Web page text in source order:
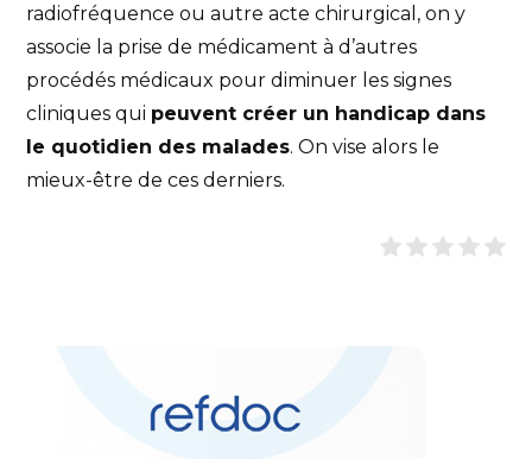
radiofréquence ou autre acte chirurgical, on y
associe la prise de médicament à d’autres
procédés médicaux pour diminuer les signes
cliniques qui peuvent créer un handicap dans
le quotidien des malades. On vise alors le
mieux-être de ces derniers.